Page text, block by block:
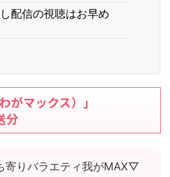
配信の視聴はお早め
がマックス）」
分
寄りバラエティ我がMAX▽